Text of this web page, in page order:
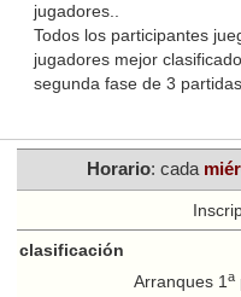
jugadores..
Todos los participantes
jugadores mejor
segunda fase de 3
Horario: cada
clasificación
Arranques 1 a